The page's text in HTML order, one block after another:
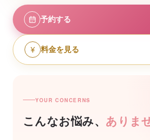
予約する
¥ 料金を見る
YOUR CONCERNS
こんなお悩み、 ありま